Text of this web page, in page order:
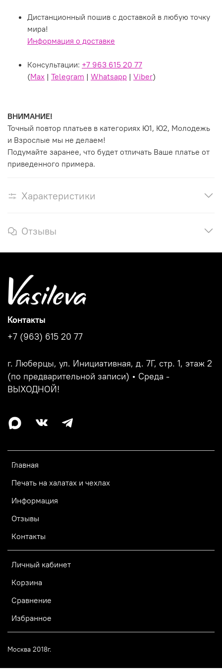
Дистанционный пошив с доставкой в любую точку
мира!
Информация о доставке
Консультации: +7 963 615 20 77
(Max | Telegram | Whatsapp | Viber)
ВНИМАНИЕ!
Точный повтор платьев в категориях Ю1, Ю2, Молодежь
и Взрослые мы не делаем!
Подумайте заранее, что будет отличать Ваше платье от
приведенного примера.
Характеристики
Отзывы
Главная
Печать на халатах и чехлах
Информация
Отзывы
Контакты
Личный кабинет
Корзина
Сравнение
Избранное
Контакты
+7 (963) 615 20 77
г. Люберцы, ул. Инициативная, д. 7Г, стр. 1, этаж 2
(по предварительной записи) • Среда -
ВЫХОДНОЙ!
Москва 2018г.